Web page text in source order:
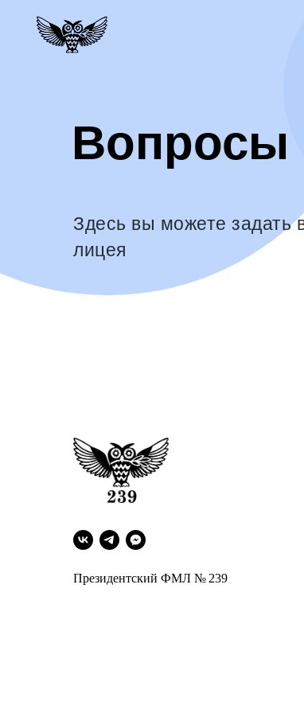
Вопросы
Здесь вы можете задать
лицея
Президентский ФМЛ № 239